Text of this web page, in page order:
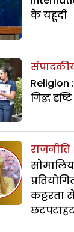
के यहूदी
Religion
गिद्ध दृष्टि
राजनीति
कट्टरता